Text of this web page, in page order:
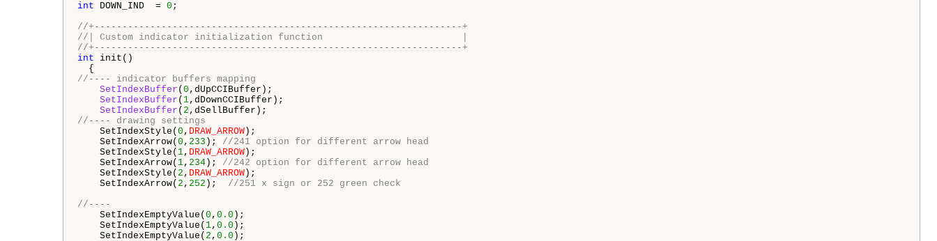
int DOWN_IND  = 0 ;
//+------------------------------------------------------------------+
//| Custom indicator initialization function                         |
//+------------------------------------------------------------------+
int init()
//---- indicator buffers mapping
SetIndexBuffer ( 0 ,dUpCCIBuffer);
SetIndexBuffer ( 1,dDownCCIBuffer);
SetIndexBuffer ( 2
//---- drawing settings
SetIndexStyle( 0 , DRAW_ARROW );
SetIndexArrow( 0 , 233 ); //241 option for different arrow head
SetIndexStyle( 1, DRAW_ARROW );
SetIndexArrow( 1, 234 ); //242 option for different arrow head
SetIndexStyle( 2 , DRAW_ARROW );
SetIndexArrow( 2 , 252 ); //251 x sign or 252 green check
//----
SetIndexEmptyValue( 0 , 0.0 );
SetIndexEmptyValue( 1, 0.0 );
SetIndexEmptyValue( 2 , 0.0